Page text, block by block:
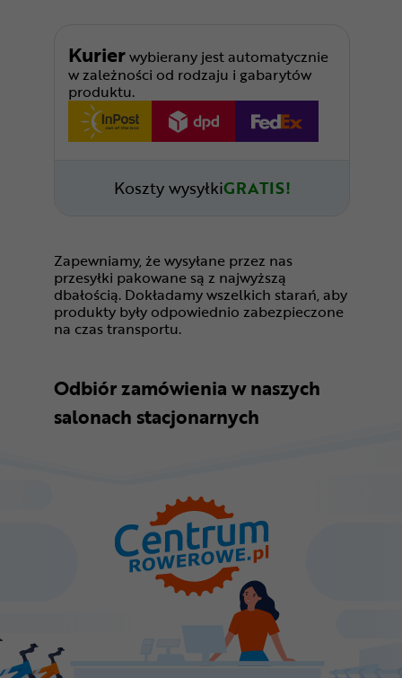
Kurierwybierany jest automatycznie
w zależności od rodzaju i gabarytów
produktu.
Koszty wysyłkiGRATIS!
Zapewniamy, że wysyłane przez nas
przesyłki pakowane są z najwyższą
dbałością. Dokładamy wszelkich starań, aby
produkty były odpowiednio zabezpieczone
na czas transportu.
Odbiór zamówienia w naszych
salonach stacjonarnych